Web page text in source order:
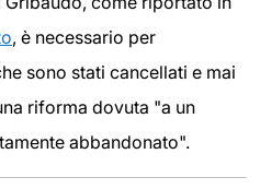
, è necessario per
sono stati cancellati e mai
riforma dovuta "a un
abbandonato".